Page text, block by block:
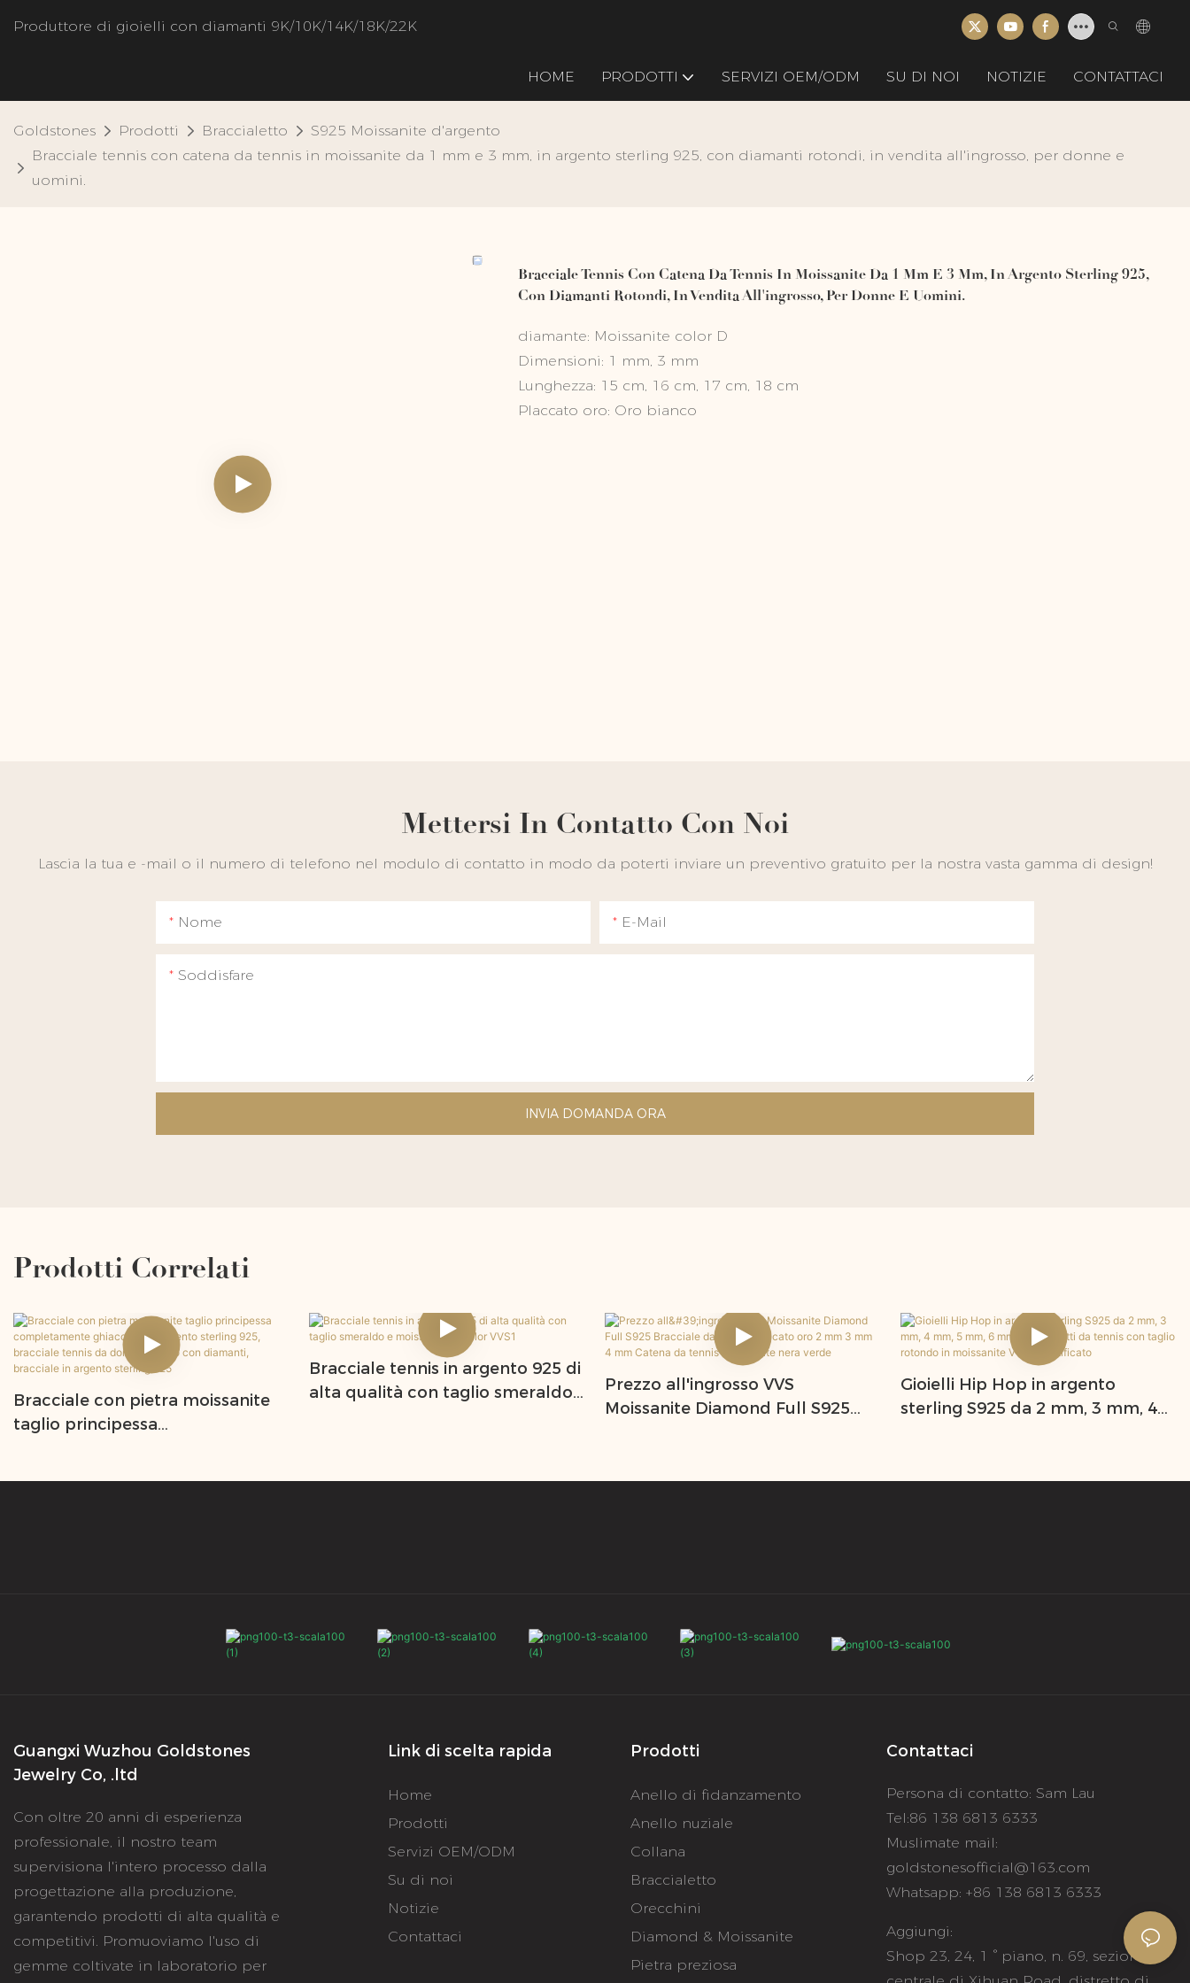
Produttore di gioielli con diamanti 9K/10K/14K/18K/22K
HOME PRODOTTI SERVIZI OEM/ODM SU DI NOI NOTIZIE CONTATTACI
Goldstones Prodotti Braccialetto
S925 Moissanite d'argento
Bracciale tennis con catena da tennis in moissanite da 1 mm e 3 mm, in argento sterling 925, con diamanti rotondi, in vendita all'ingrosso, per donne e
uomini.
Bracciale Tennis Con Catena Da Tennis In Moissanite Da 1 Mm E 3 Mm, In Argento Sterling 925,
Con Diamanti Rotondi, In Vendita All'ingrosso, Per Donne E Uomini.
diamante: Moissanite color D
Dimensioni: 1 mm, 3 mm
Lunghezza: 15 cm, 16 cm, 17 cm, 18 cm
Placcato oro: Oro bianco
Mettersi In Contatto Con Noi
Lascia la tua e -mail o il numero di telefono nel modulo di contatto in modo da poterti inviare un preventivo gratuito per la nostra vasta gamma di design!
Nome E-Mail
Soddisfare
INVIA DOMANDA ORA
Prodotti Correlati
Bracciale con pietra moissanite
taglio principessa
Bracciale tennis in argento 925 di
alta qualità con taglio smeraldo
Prezzo all'ingrosso VVS
Moissanite Diamond Full S925
tennis Moissanite nera verde
Gioielli Hip Hop in argento
sterling S925 da 2 mm, 3 mm, 4
moissanite VVS e certificato
Guangxi Wuzhou Goldstones
Jewelry Co, .ltd
Con oltre 20 anni di esperienza
professionale, il nostro team
supervisiona l'intero processo dalla
progettazione alla produzione,
garantendo prodotti di alta qualità e
competitivi. Promuoviamo l'uso di
gemme coltivate in laboratorio per
Link di scelta rapida
Home
Prodotti
Servizi OEM/ODM
Su di noi
Notizie
Contattaci
Prodotti
Anello di fidanzamento
Anello nuziale
Collana
Braccialetto
Orecchini
Diamond & Moissanite
Pietra preziosa
Contattaci
Persona di contatto: Sam Lau
Tel:86 138 6813 6333
Muslimate mail:
goldstonesofficial@163.com
Whatsapp: +86 138 6813 6333
Aggiungi:
Shop 23, 24, 1 ° piano, n. 69, sezione